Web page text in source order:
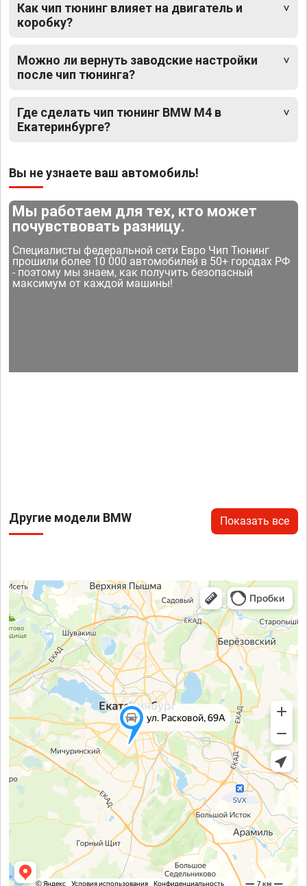
Как чип тюнинг влияет на двигатель и
коробку?
Можно ли вернуть заводские настройки
после чип тюнинга?
Где сделать чип тюнинг BMW M4 в
Екатеринбурге?
Вы не узнаете ваш автомобиль!
Мы работаем для тех, кто может
почувствовать разницу.
Специалисты федеральной сети Евро Чип Тюнинг
прошили более 10 000 автомобилей в 50+ городах РФ
- поэтому мы знаем, как получить безопасный
максимум от каждой машины!
Другие модели BMW Показать все